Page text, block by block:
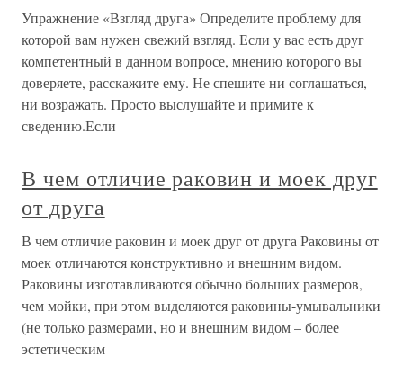
Упражнение «Взгляд друга» Определите проблему для
которой вам нужен свежий взгляд. Если у вас есть друг
компетентный в данном вопросе, мнению которого вы
доверяете, расскажите ему. Не спешите ни соглашаться,
ни возражать. Просто выслушайте и примите к
сведению.Если
В чем отличие раковин и моек друг
от друга
В чем отличие раковин и моек друг от друга Раковины от
моек отличаются конструктивно и внешним видом.
Раковины изготавливаются обычно больших размеров,
чем мойки, при этом выделяются раковины-умывальники
(не только размерами, но и внешним видом – более
эстетическим